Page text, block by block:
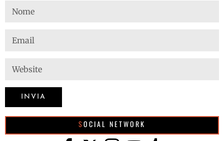
SOCIAL NETWORK